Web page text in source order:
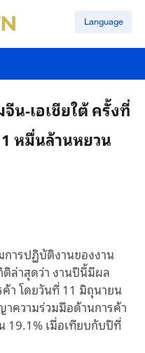
Language
น-เอเชียใต้ ครั้งที่
หมื่นล้านหยวน
ารปฏิบัติงานของงาน
ติล่าสุดว่า งานปีนี้มีผล
า โดยวันที่ 11 มิถุนายน
ความร่วมมือด้านการค้า
19.1% เมื่อเทียบกับปีที่